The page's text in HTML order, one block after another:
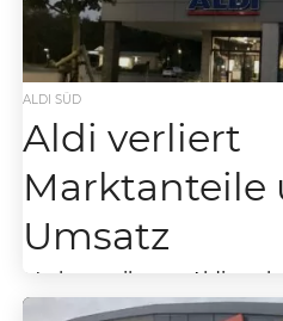
Schreckgespenst...
ALDI SÜD
Aldi verliert
Marktanteile
Umsatz
Marktanteile von Aldi
dem Jahr 2020 war man